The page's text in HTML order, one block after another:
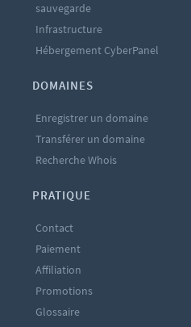
sauvegarde
Infrastructure
Hébergement CyberPanel
DOMAINES
Enregistrer un domaine
Transférer un domaine
Recherche Whois
PRATIQUE
Contact
Paiement
Affiliation
Promotions
Glossaire